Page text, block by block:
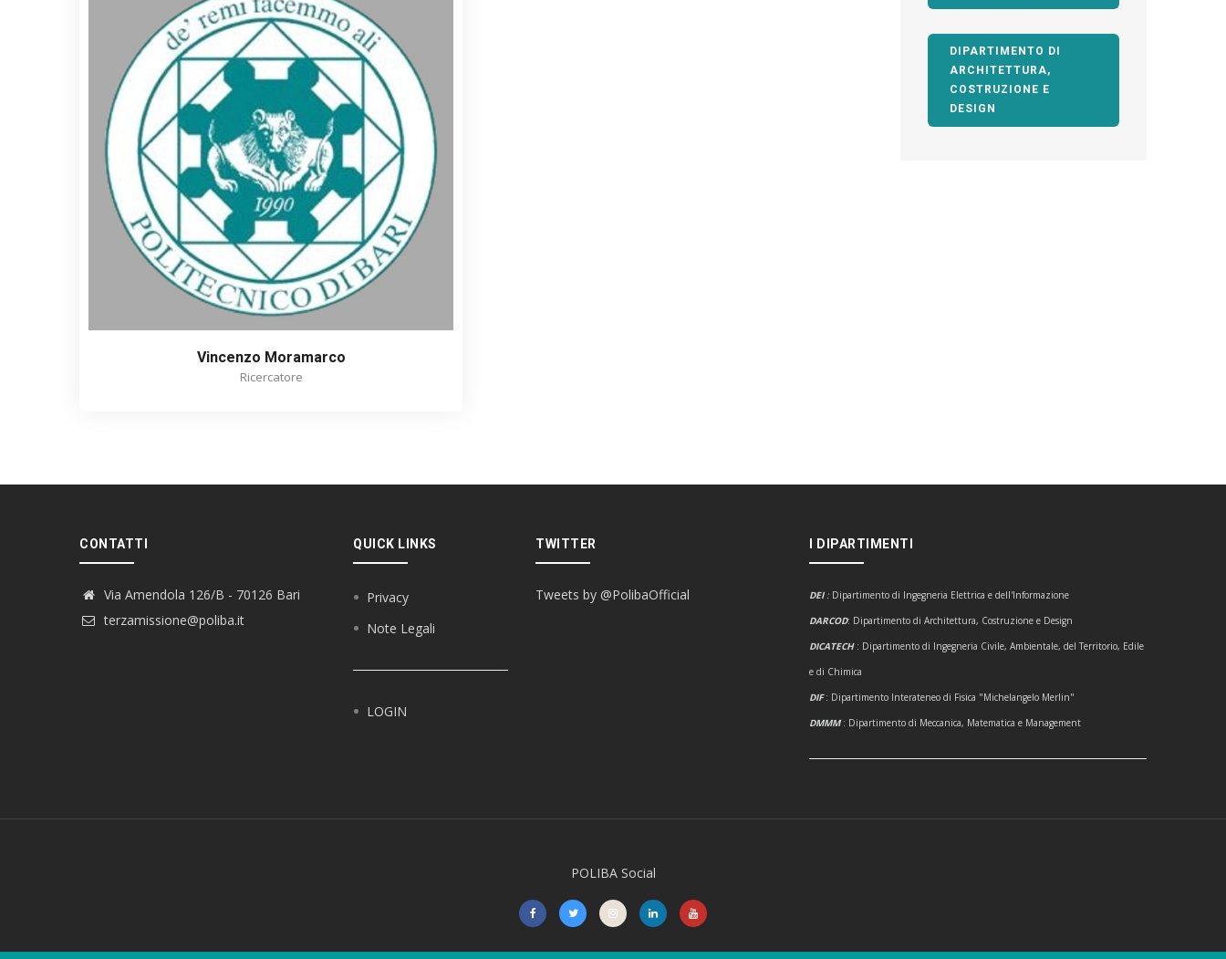
Vincenzo Moramarco
Ricercatore
DIPARTIMENTO DI
ARCHITETTURA,
COSTRUZIONE E
DESIGN
CONTATTI
Via Amendola 126/B - 70126 Bari
terzamissione@poliba.it
QUICK LINKS
Privacy
Note Legali
LOGIN
TWITTER
Tweets by @PolibaOfficial
I DIPARTIMENTI
DEI : Dipartimento di Ingegneria Elettrica e dell'Informazione
DARCOD: Dipartimento di Architettura, Costruzione e Design
DICATECH : Dipartimento di Ingegneria Civile, Ambientale, del Territorio, Edile
e di Chimica
DIF: Dipartimento Interateneo di Fisica "Michelangelo Merlin"
DMMM: Dipartimento di Meccanica, Matematica e Management
POLIBA Social